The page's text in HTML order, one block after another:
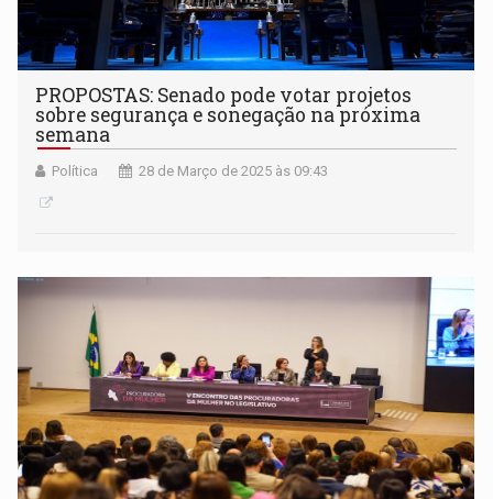
PROPOSTAS: Senado pode votar projetos
sobre segurança e sonegação na próxima
semana
Política 28 de Março de 2025 às 09:43